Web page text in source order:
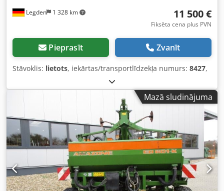
Legden 1 328 km 11 500 €
Fiksēta cena plus PVN
Pieprasīt Zvanīt
Stāvoklis: lietots, iekārtas/transportlīdzekļa numurs: 8427,
Mazā sludinājuma